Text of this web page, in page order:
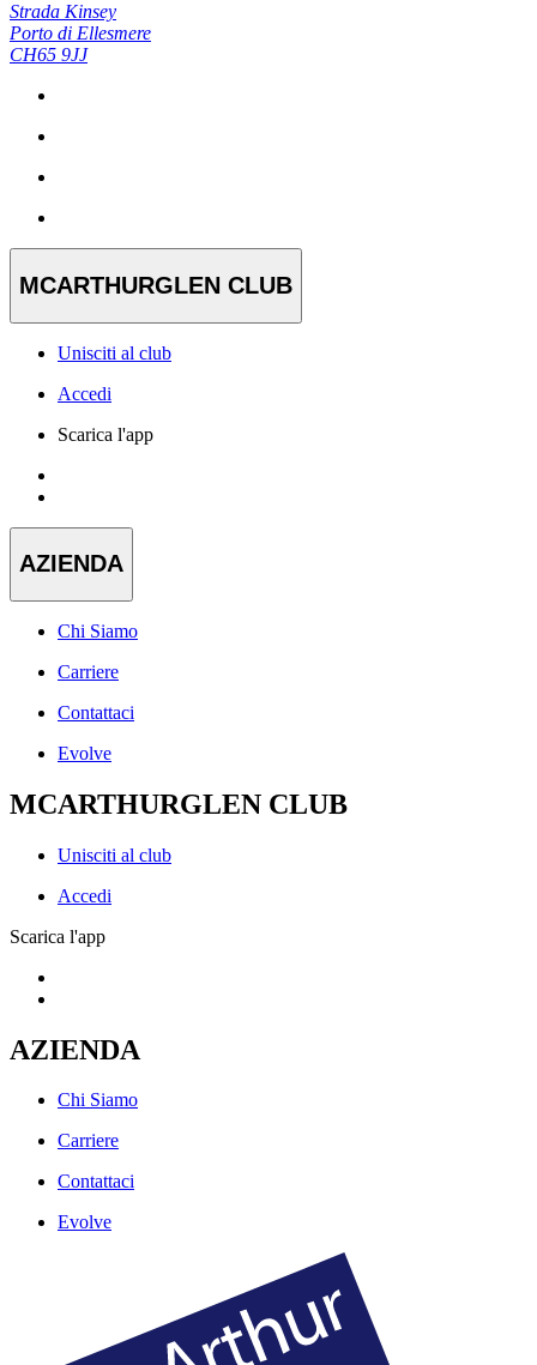
Strada Kinsey
Porto di Ellesmere
CH65 9JJ
MCARTHURGLEN CLUB
Unisciti al club
Accedi
Scarica l'app
AZIENDA
Chi Siamo
Carriere
Contattaci
Evolve
MCARTHURGLEN CLUB
Unisciti al club
Accedi
Scarica l'app
AZIENDA
Chi Siamo
Carriere
Contattaci
Evolve